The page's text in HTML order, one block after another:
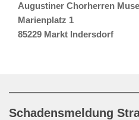
Augustiner Chorherren
Marienplatz 1
85229 Markt Indersdorf
Schadensmeldung